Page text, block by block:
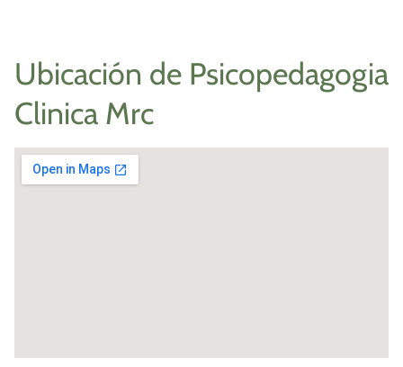
Ubicación de Psicopedagogia
Clinica Mrc